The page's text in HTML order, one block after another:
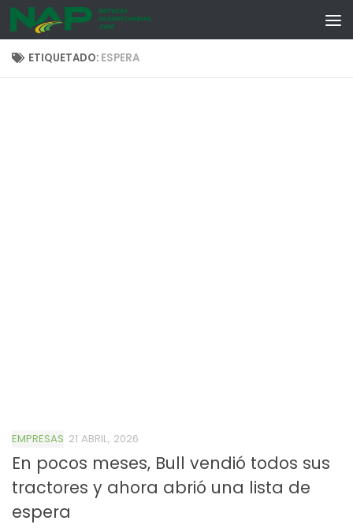
Skip to content
ETIQUETADO: ESPERA
EMPRESAS 21 ABRIL, 2026
En pocos meses, Bull vendió todos sus
tractores y ahora abrió una lista de
espera